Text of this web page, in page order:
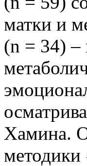
матки и
(n = 34) –
Хамина.